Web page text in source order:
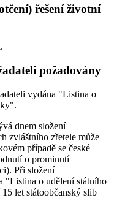
řešení životní
požadovány
vydána "Listina o
dnem složení
zvláštního zřetele může
případě se české
o prominutí
Při složení
"Listina o udělení státního
let státoobčanský slib